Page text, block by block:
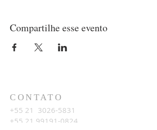
Compartilhe esse evento
CONTATO
+55 21 3026-5831
+55 21 99191-0824